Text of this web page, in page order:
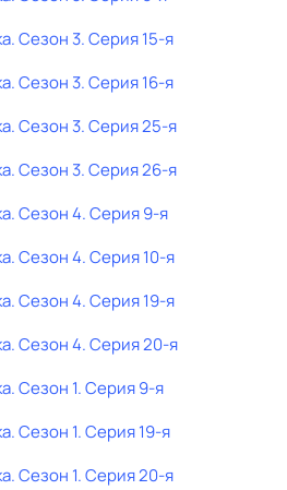
. Сезон 3. Серия 15-я
. Сезон 3. Серия 16-я
. Сезон 3. Серия 25-я
. Сезон 3. Серия 26-я
. Сезон 4. Серия 9-я
. Сезон 4. Серия 10-я
. Сезон 4. Серия 19-я
. Сезон 4. Серия 20-я
. Сезон 1. Серия 9-я
. Сезон 1. Серия 19-я
. Сезон 1. Серия 20-я